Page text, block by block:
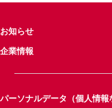
お知らせ
企業情報
パーソナルデータ（個人情報